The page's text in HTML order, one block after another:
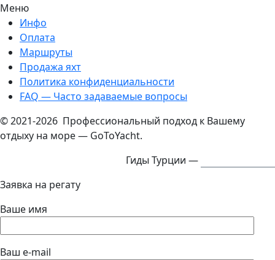
Меню
Инфо
Оплата
Маршруты
Продажа яхт
Политика конфиденциальности
FAQ — Часто задаваемые вопросы
© 2021-2026 Профессиональный подход к Вашему
отдыху на море — GoToYacht.
Гиды Турции —
Заявка на регату
Ваше имя
Ваш e-mail